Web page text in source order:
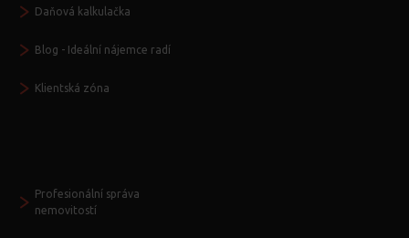
Daňová kalkulačka
Blog - Ideální nájemce radí
Klientská zóna
Profesionální správa
nemovitostí